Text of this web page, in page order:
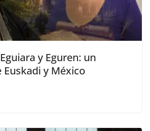
y Eguren: un
y México